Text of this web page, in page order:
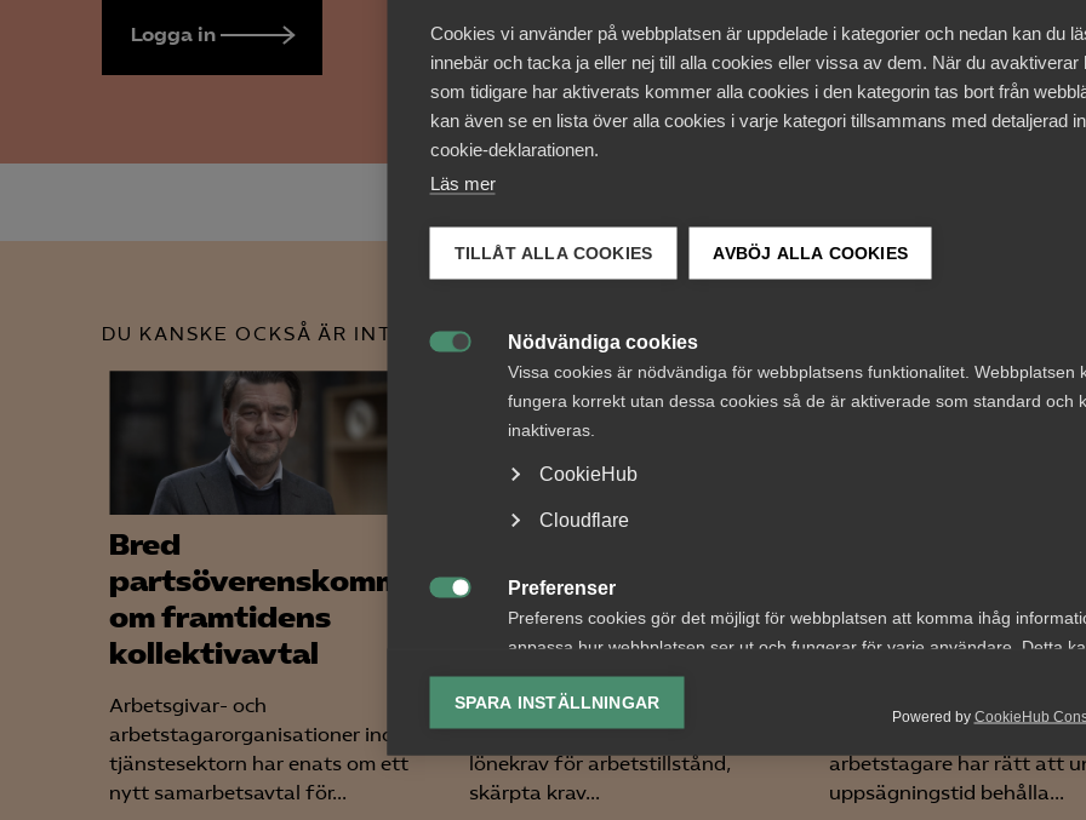
Cookies vi använder på webbplatsen är uppdelade i kategorier och nedan kan du
innebär och tacka ja eller nej till alla cookies eller vissa av dem. När du avaktiverar
som tidigare har aktiverats kommer alla cookies i den kategorin tas bort från
kan även se en lista över alla cookies i varje kategori tillsammans med detaljerad
cookie-deklarationen.
Läs mer
TILLÅT ALLA COOKIES AVBÖJ ALLA COOKIES
Nödvändiga cookies
Vissa cookies är nödvändiga för webbplatsens funktionalitet. Webbplatsen
fungera korrekt utan dessa cookies så de är aktiverade som standard och
inaktiveras.
CookieHub
Cloudflare
Preferenser
Preferens cookies gör det möjligt för webbplatsen att komma ihåg
anpassa hur webbplatsen ser ut och fungerar för varje användare. Detta
lagring av vald valuta, region, språk eller färgschema.

Analys-cookies
Analyseringscookies hjälper oss förbättra webbplatsen genom att samla
information om hur den används.
Powered by CookieHub
SPARA INSTÄLLNINGAR
Logga in Bli medlem
DU KANSKE OCKSÅ ÄR INTRESSERAD AV DETTA?
Bred
partsöverenskommelse
om framtidens
kollektivavtal
Arbetsgivar- och
arbetstagarorganisationer inom
tjänstesektorn har enats om ett
nytt samarbetsavtal för...
arbetstillstånd
sommaren 2026: Vad
gäller?
För arbetsgivare innebär årets
förändringar bland annat nya
lönekrav för arbetstillstånd,
skärpta krav...
uppsägningstid i
AD 2026 nr 8 Av
arbetstagare har rätt att
uppsägningstid behålla...